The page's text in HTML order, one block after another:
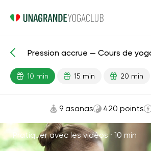
Leçons prêtes Pression
Pression accrue — Cours de
10 min 15 min 20 min
9 asanas 420 points
Pratiquer avec les vidéos · 10 min